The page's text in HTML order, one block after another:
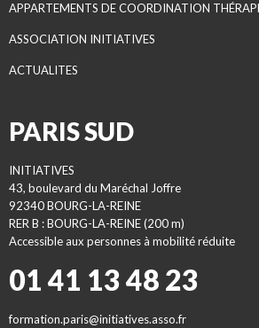
APPARTEMENTS DE COORDINATION
ASSOCIATION INITIATIVES
ACTUALITES
PARIS SUD
INITIATIVES
43, boulevard du Maréchal Joffre
92340 BOURG-LA-REINE
RER B : BOURG-LA-REINE (200 m)
Accessible aux personnes à mobilité réduite
01 41 13 48 23
formation.paris@initiatives.asso.fr